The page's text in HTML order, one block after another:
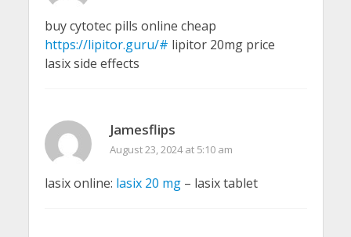
buy cytotec pills online cheap
https://lipitor.guru/# lipitor 20mg price
lasix side effects
Jamesflips
August 23, 2024 at 5:10 am
lasix online: lasix 20 mg– lasix tablet